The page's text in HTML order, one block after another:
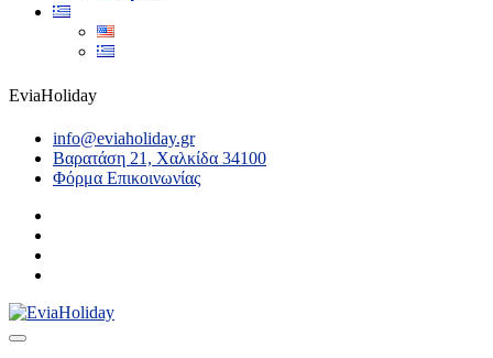
EviaHoliday
info@eviaholiday.gr
Βαρατάση 21, Χαλκίδα 34100
Φόρμα Επικοινωνίας